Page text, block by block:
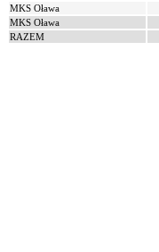
MKS Oława
MKS Oława
RAZEM